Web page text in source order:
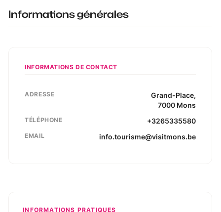
Informations générales
INFORMATIONS DE CONTACT
ADRESSE Grand-Place,
7000 Mons
TÉLÉPHONE +3265335580
EMAIL info.tourisme@visitmons.be
INFORMATIONS PRATIQUES